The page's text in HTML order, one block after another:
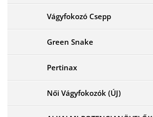
Vágyfokozó Csepp
Green Snake
Pertinax
Női Vágyfokozók (ÚJ)